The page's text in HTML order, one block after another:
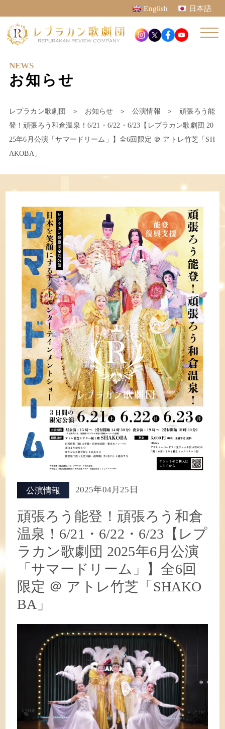
English 日本語
NEWS
お知らせ
レプラカン歌劇団 ＞ お知らせ ＞ 公演情報 ＞
頑張ろう能
登！頑張ろう和倉温泉！6/21・6/22・6/23【レプラカン歌劇団 20
25年6月公演「サマードリーム」】全6回限定 ＠ アトレ竹芝「SH
AKOBA」
公演情報 2025年04月25日
頑張ろう能登！頑張ろう和倉
温泉！6/21・6/22・6/23【レプ
ラカン歌劇団 2025年6月公演
「サマードリーム」】全6回
限定 ＠ アトレ竹芝「SHAKO
BA」